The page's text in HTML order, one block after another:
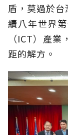
盾，莫過於
續八年世界
（ICT）產
距的解方。